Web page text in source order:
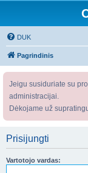
DUK
Pagrindinis
Jeigu susiduriate su
administracijai.
Dėkojame už
Prisijungti
Vartotojo vardas: